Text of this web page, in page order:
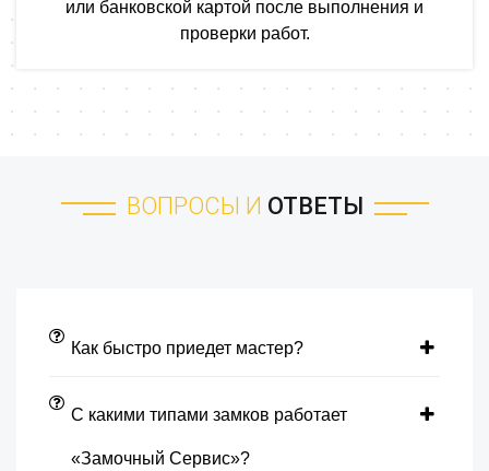
или банковской картой после выполнения и
проверки работ.
ВОПРОСЫ И ОТВЕТЫ
Как быстро приедет мастер?
С какими типами замков работает
«Замочный Сервис»?